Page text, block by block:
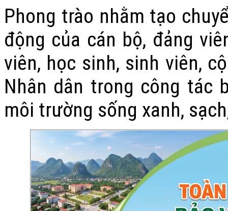
Phong trào nhằm tạo
động của cán bộ, đảng
viên, học sinh, sinh viên,
Nhân dân trong công tác
môi trường sống xanh,